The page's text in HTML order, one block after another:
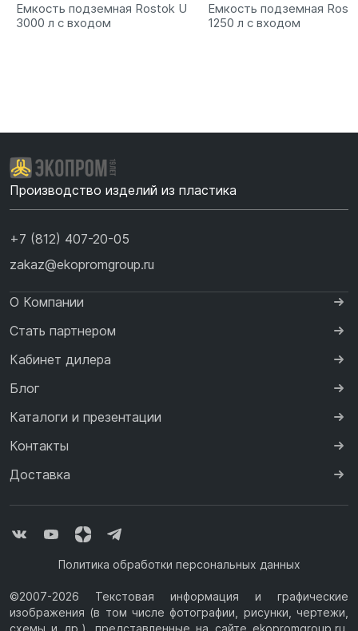
Емкость подземная Rostok U
3000 л с входом
Емкость подземная
1250 л с входом
Производство изделий из пластика
+7 (812) 407-20-05
zakaz@ekopromgroup.ru
О Компании
Стать партнером
Кабинет дилера
Блог
Каталоги и презентации
Контакты
Доставка
Политика обработки персональных данных
©2007-2026 Текстовая информация и графические
изображения (в том числе фотографии, рисунки, чертежи,